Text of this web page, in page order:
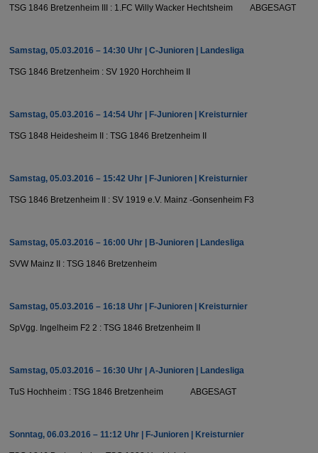
TSG 1846 Bretzenheim III : 1.FC Willy Wacker Hechtsheim ABGESAGT
Samstag, 05.03.2016 – 14:30 Uhr | C-Junioren | Landesliga
TSG 1846 Bretzenheim : SV 1920 Horchheim II
Samstag, 05.03.2016 – 14:54 Uhr | F-Junioren | Kreisturnier
TSG 1848 Heidesheim II : TSG 1846 Bretzenheim II
Samstag, 05.03.2016 – 15:42 Uhr | F-Junioren | Kreisturnier
TSG 1846 Bretzenheim II : SV 1919 e.V. Mainz -Gonsenheim F3
Samstag, 05.03.2016 – 16:00 Uhr | B-Junioren | Landesliga
SVW Mainz II : TSG 1846 Bretzenheim
Samstag, 05.03.2016 – 16:18 Uhr | F-Junioren | Kreisturnier
SpVgg. Ingelheim F2 2 : TSG 1846 Bretzenheim II
Samstag, 05.03.2016 – 16:30 Uhr | A-Junioren | Landesliga
TuS Hochheim : TSG 1846 Bretzenheim ABGESAGT
Sonntag, 06.03.2016 – 11:12 Uhr | F-Junioren | Kreisturnier